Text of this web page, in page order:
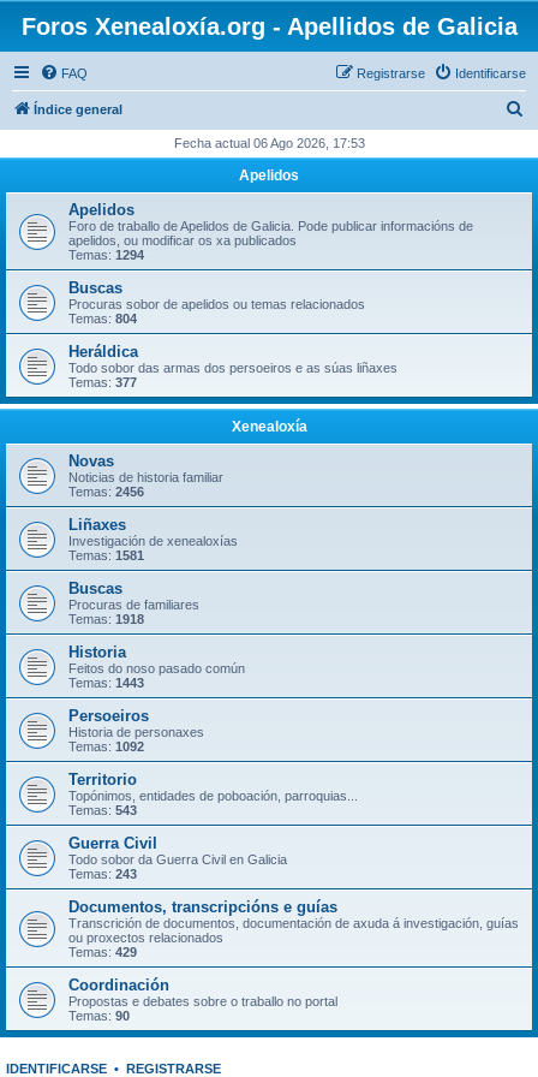
Foros Xenealoxía.org - Apellidos de Galicia
FAQ Identificarse
Registrarse
Índice general
c
Fecha actual 06 Ago 2026, 17:53
Apelidos
Apelidos
Foro de traballo de Apelidos de Galicia. Pode publicar informacións de
apelidos, ou modificar os xa publicados
Temas: 1294
Buscas
Procuras sobor de apelidos ou temas relacionados
Temas: 804
Heráldica
Todo sobor das armas dos persoeiros e as súas liñaxes
Temas: 377
Xenealoxía
Novas
Noticias de historia familiar
Temas: 2456
Liñaxes
Investigación de xenealoxías
Temas: 1581
Buscas
Procuras de familiares
Temas: 1918
Historia
Feitos do noso pasado común
Temas: 1443
Persoeiros
Historia de personaxes
Temas: 1092
Territorio
Topónimos, entidades de poboación, parroquias...
Temas: 543
Guerra Civil
Todo sobor da Guerra Civil en Galicia
Temas: 243
Documentos, transcripcións e guías
Transcrición de documentos, documentación de axuda á investigación, guías
ou proxectos relacionados
Temas: 429
Coordinación
Propostas e debates sobre o traballo no portal
Temas: 90
IDENTIFICARSE • REGISTRARSE